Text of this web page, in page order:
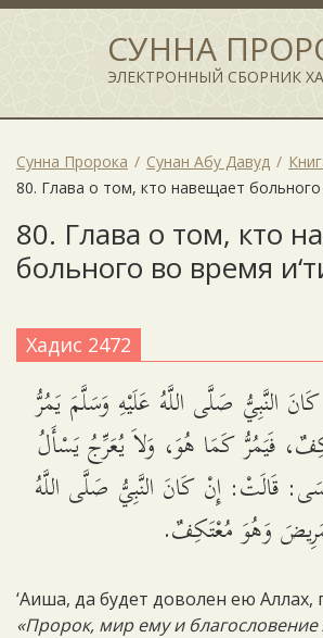
СУННА
ЭЛЕКТРОННЫЙ СБОРНИК
Сунна Пророка Сунан Абу Давуд
80. Глава о том, кто навещает больного
80. Глава о том, кто
больного во время
Хадис 2472
النَّبِيُّ صَلَّى اللَّهُ عَلَيْهِ وَسَلَّمَ يَمُرُّ
فَيَمُرُّ كَمَا هُوَ، وَلاَ يُعَرِّجُ يَسْأَلُ
قَالَتْ: إِنْ كَانَ النَّبِيُّ صَلَّى اللَّهُ
وَهُوَ مُعْتَكِفٌ.
‘Аиша, да будет доволен ею Аллах,
«Пророк, мир ему и